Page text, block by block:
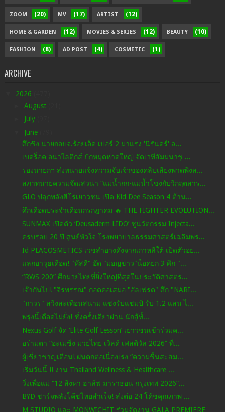
ZOOM (20) MV (17) ARTIST (12)
HOME & GARDEN (12) MOVIES & SERIES (12) BEAUTY (10)
FASHION (8) AD POST (4) COSMETIC (1)
ARCHIVE
2026
August
July
June
ศึกชิง นายกอบจ.ร้อยเอ็ด เบอร์ 2 มาแรง 'นิรันดร์' ล...
เบดร็อค อนาไลติกส์ ปักหมุดหาดใหญ่ จัดเวทีสัมมนาชู ...
รองนายกฯ ส่งทนายแจ้งความจับเจ้าของคลิปเสียงพาดพิงส...
สภาทนายความจัดเสวนา “แม่น้ำกก-แม่น้ำโขงกับวิกฤตสาร...
GLO ปลุกพลังฮีโร่เยาวชน เปิด Kid Dee Season 4 ต้าน...
ศึกเดือดประจำเดือนกรกฎาคม 🔥 THE FIGHTER EVOLUTION...
SUNMAX เปิดตัว ‘Deusaderm LIDO’ ชูนวัตกรรม Injecta...
ครบรอบ 20 ปี ศูนย์หัวใจ โรงพยาบาลธรรมศาสตร์เฉลิมพร...
Id PLACOSMETICS เวชสำอางดังจากเกาหลีใต้ เปิดตัวอย...
แลกอาวุธเดือด! "หัสดี" อัด "มอญขาว"น็อคยก 3 ศึก "...
“RWS 200” ศึกมวยไทยที่ยิ่งใหญ่ที่สุดในประวัติศาสตร...
เจ๊ากันไป! "จิรพรรณ" กอดคอเสมอ "อัลเฟรด" ศึก "NARI...
"ถาวร" สวิงสะเทือนสนาม แซงรับแชมป์ รับ 1.2 แสน ไ...
พรุ่งนี้เดือดไม่ยั่ง! ชั่งครั้งเดียวผ่าน นักสู้ทั้...
Nexus Golf จัด ‘Elite Golf Lesson’ เยาวชนเข้าร่วมค...
อร่ามตา “อะเมซิ่ง มวยไทย เวิลด์ เฟสติวัล 2026” ที่...
ผู้เชี่ยวชาญเตือน! ฝนตกต่อเนื่องเร่ง “ความชื้นสะสม...
เริ่มวันนี้ !! งาน Thailand Wellness & Healthcare ...
วิ่งเพื่อแม่ “12 สิงหา ฮาล์ฟ มาราธอน กรุงเทพ 2026”...
BYD ชาร์จพลังโค้ชไทยสำเร็จ! ส่งต่อ 24 โค้ชคุณภาพ ...
M STUDIO และ MONWICHIT ร่วมจัดงาน GALA PREMIERE